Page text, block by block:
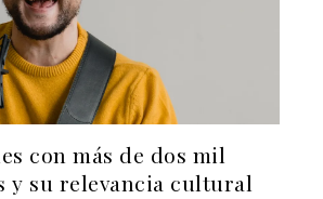
con más de dos mil
y su relevancia cultural